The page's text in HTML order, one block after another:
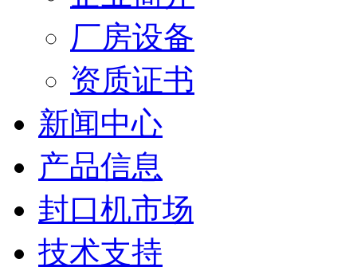
厂房设备
资质证书
新闻中心
产品信息
封口机市场
技术支持